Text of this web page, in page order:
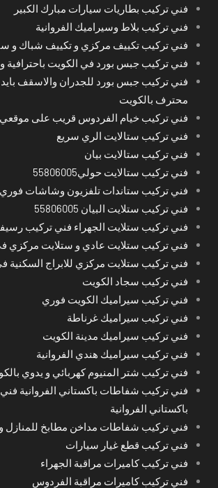
فني تركيب بطاريات سيارات مبارك الكبير
فني تركيب بلاط وسيراميك الفروانية
فني تركيب تكييف مركزي و تكييف شباك و
فني تركيب جبس بورد في الكويت باحترافية
فني تركيب جبس بورد للجدران والاسقف
محترف بالكويت
فني تركيب خيام الفردوس قريب على موقعي
فني تركيب ستالايت الري سريع
فني تركيب ستالايت بيان
فني تركيب ستالايت حولي55806005
فني تركيب ستاندات تلفزيون وشاشات
فني تركيب ستلايت البيان 55806005
فني تركيب ستلايت الجهراء فني تركيب
فني تركيب ستلايت عادي و ستلايت مركزي
فني تركيب ستلايت مركزي للابراج السكنية
فني تركيب سجاد الكويت
فني تركيب سيراميك الكويت فوري
فني تركيب سيراميك غرناطة
فني تركيب سيراميك مدينة الكويت
فني تركيب سيراميك هندي الفروانية
فني تركيب شتر المنيوم كهربائي و يدوي
فني تركيب شفاطات باكستاني الفروانية
باكستاني الفروانية
فني تركيب شفاطات مداخن مطابخ للمنازل
فني تركيب قطع غيار سيارات
فني تركيب كاميرات مراقبة الجهراء
فني تركيب كاميرات مراقبة الفردوس